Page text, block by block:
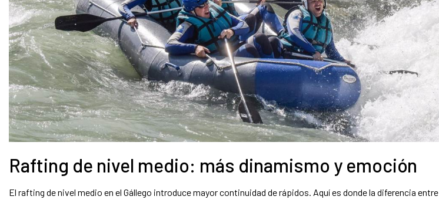
Rafting de nivel medio: más dinamismo y emoción
El rafting de nivel medio en el Gállego introduce mayor continuidad de rápidos. Aquí es donde la diferencia entre